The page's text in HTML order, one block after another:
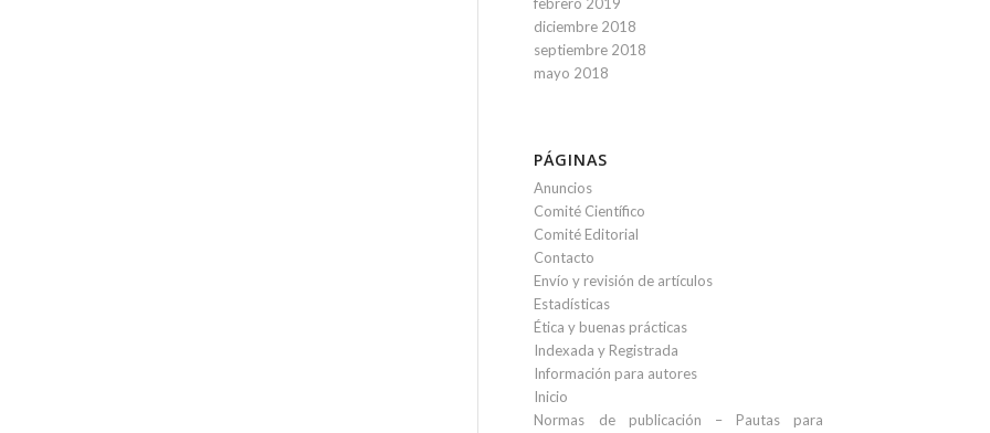
diciembre 2018
septiembre 2018
mayo 2018
PÁGINAS
Anuncios
Comité Científico
Comité Editorial
Contacto
Envío y revisión de artículos
Estadísticas
Ética y buenas prácticas
Indexada y Registrada
Información para autores
Inicio
Normas de publicación – Pautas para